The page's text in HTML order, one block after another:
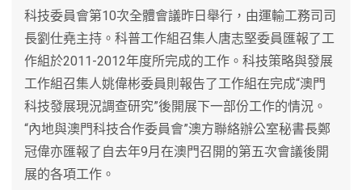
科技委員會第10次全體會議昨日舉行，由運輸工務司司
長劉仕堯主持。科普工作組召集人唐志堅委員匯報了工
作組於2011-2012年度所完成的工作。科技策略與發展
工作組召集人姚偉彬委員則報告了工作組在完成“澳門
科技發展現況調查研究”後開展下一部份工作的情況。
“內地與澳門科技合作委員會”澳方聯絡辦公室秘書長鄭
冠偉亦匯報了自去年9月在澳門召開的第五次會議後開
展的各項工作。